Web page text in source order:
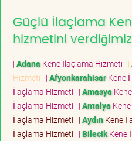
Güçlü İlaçlama
hizmetini
| Adana Kene İlaçlama Hizmeti |
Hizmeti | AfyonkarahisarKene
İlaçlama Hizmeti | Amasya
İlaçlama Hizmeti | Antalya
İlaçlama Hizmeti | AydınKene
İlaçlama Hizmeti | BilecikKene